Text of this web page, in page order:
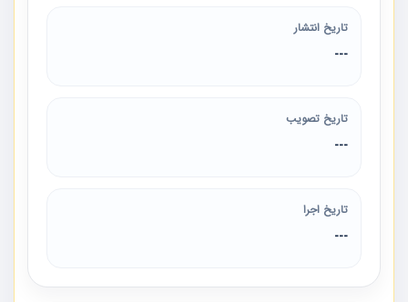
تاریخ انتشار
---
تاریخ تصویب
---
تاریخ اجرا
---